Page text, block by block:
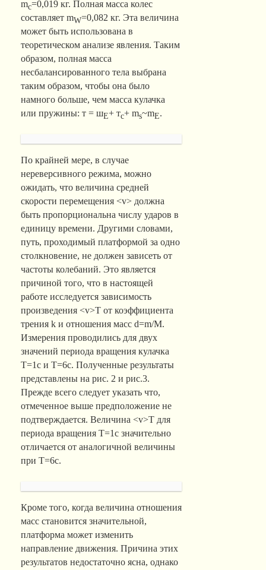
mc=0,019 кг. Полная масса колес
составляет mW=0,082 кг. Эта величина
может быть использована в
теоретическом анализе явления. Таким
образом, полная масса
несбалансированного тела выбрана
таким образом, чтобы она было
намного больше, чем масса кулачка
или пружины: т = шЕ+ тс+ ms~mE.
По крайней мере, в случае
нереверсивного режима, можно
ожидать, что величина средней
скорости перемещения <v> должна
быть пропорциональна числу ударов в
единицу времени. Другими словами,
путь, проходимый платформой за одно
столкновение, не должен зависеть от
частоты колебаний. Это является
причиной того, что в настоящей
работе исследуется зависимость
произведения <v>T от коэффициента
трения k и отношения масс d=m/M.
Измерения проводились для двух
значений периода вращения кулачка
Т=1с и Т=6с. Полученные результаты
представлены на рис. 2 и рис.3.
Прежде всего следует указать что,
отмеченное выше предположение не
подтверждается. Величина <v>T для
периода вращения Т=1с значительно
отличается от аналогичной величины
при Т=6с.
Кроме того, когда величина отношения
масс становится значительной,
платформа может изменить
направление движения. Причина этих
результатов недостаточно ясна, однако